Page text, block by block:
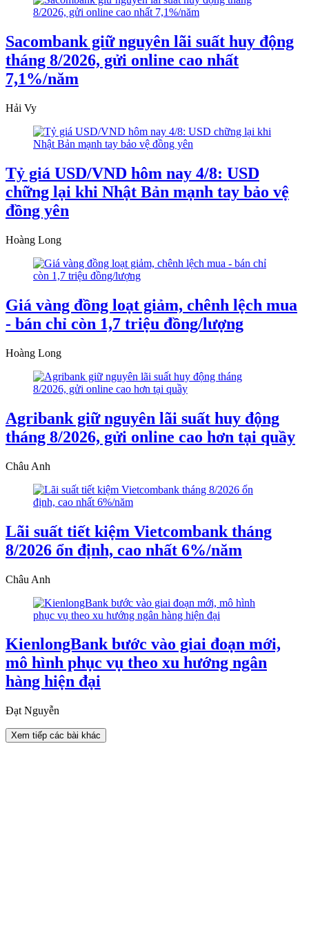
Sacombank giữ nguyên lãi suất huy động
tháng 8/2026, gửi online cao nhất
7,1%/năm
Hải Vy
Tỷ giá USD/VND hôm nay 4/8: USD
chững lại khi Nhật Bản mạnh tay bảo vệ
đồng yên
Hoàng Long
Giá vàng đồng loạt giảm, chênh lệch mua
- bán chỉ còn 1,7 triệu đồng/lượng
Hoàng Long
Agribank giữ nguyên lãi suất huy động
tháng 8/2026, gửi online cao hơn tại quầy
Châu Anh
Lãi suất tiết kiệm Vietcombank tháng
8/2026 ổn định, cao nhất 6%/năm
Châu Anh
KienlongBank bước vào giai đoạn mới,
mô hình phục vụ theo xu hướng ngân
hàng hiện đại
Đạt Nguyễn
Xem tiếp các bài khác